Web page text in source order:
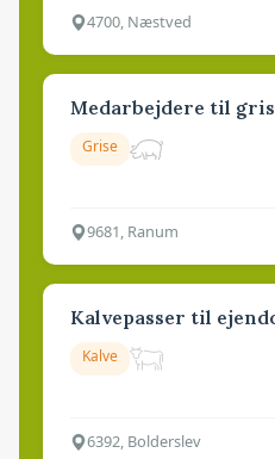
4700, Næstved
Medarbejdere til
Grise
9681, Ranum
Kalvepasser til
Kalve
6392, Bolderslev